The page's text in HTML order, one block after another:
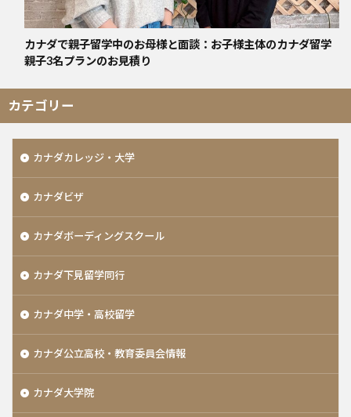
カナダで親子留学中のお母様と面談：お子様主体のカナダ留学
親子3名プランのお見積り
カテゴリー
カナダカレッジ・大学
カナダビザ
カナダボーディングスクール
カナダ下見留学同行
カナダ中学・高校留学
カナダ公立高校・教育委員会情報
カナダ大学院